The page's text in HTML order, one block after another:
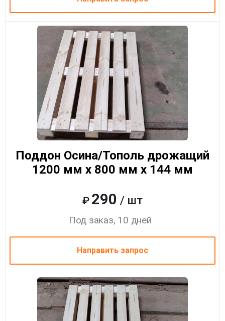
Поддон Осина/Тополь дрожащий
1200 мм x 800 мм x 144 мм
₽ 290 / шт
Под заказ, 10 дней
Направить запрос